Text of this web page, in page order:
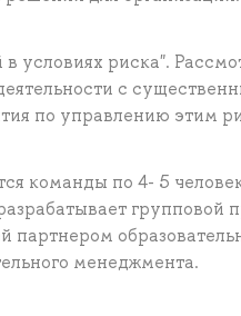
риска".
с
по управлению этим
команды по 4- 5
групповой
партнером
менеджмента.